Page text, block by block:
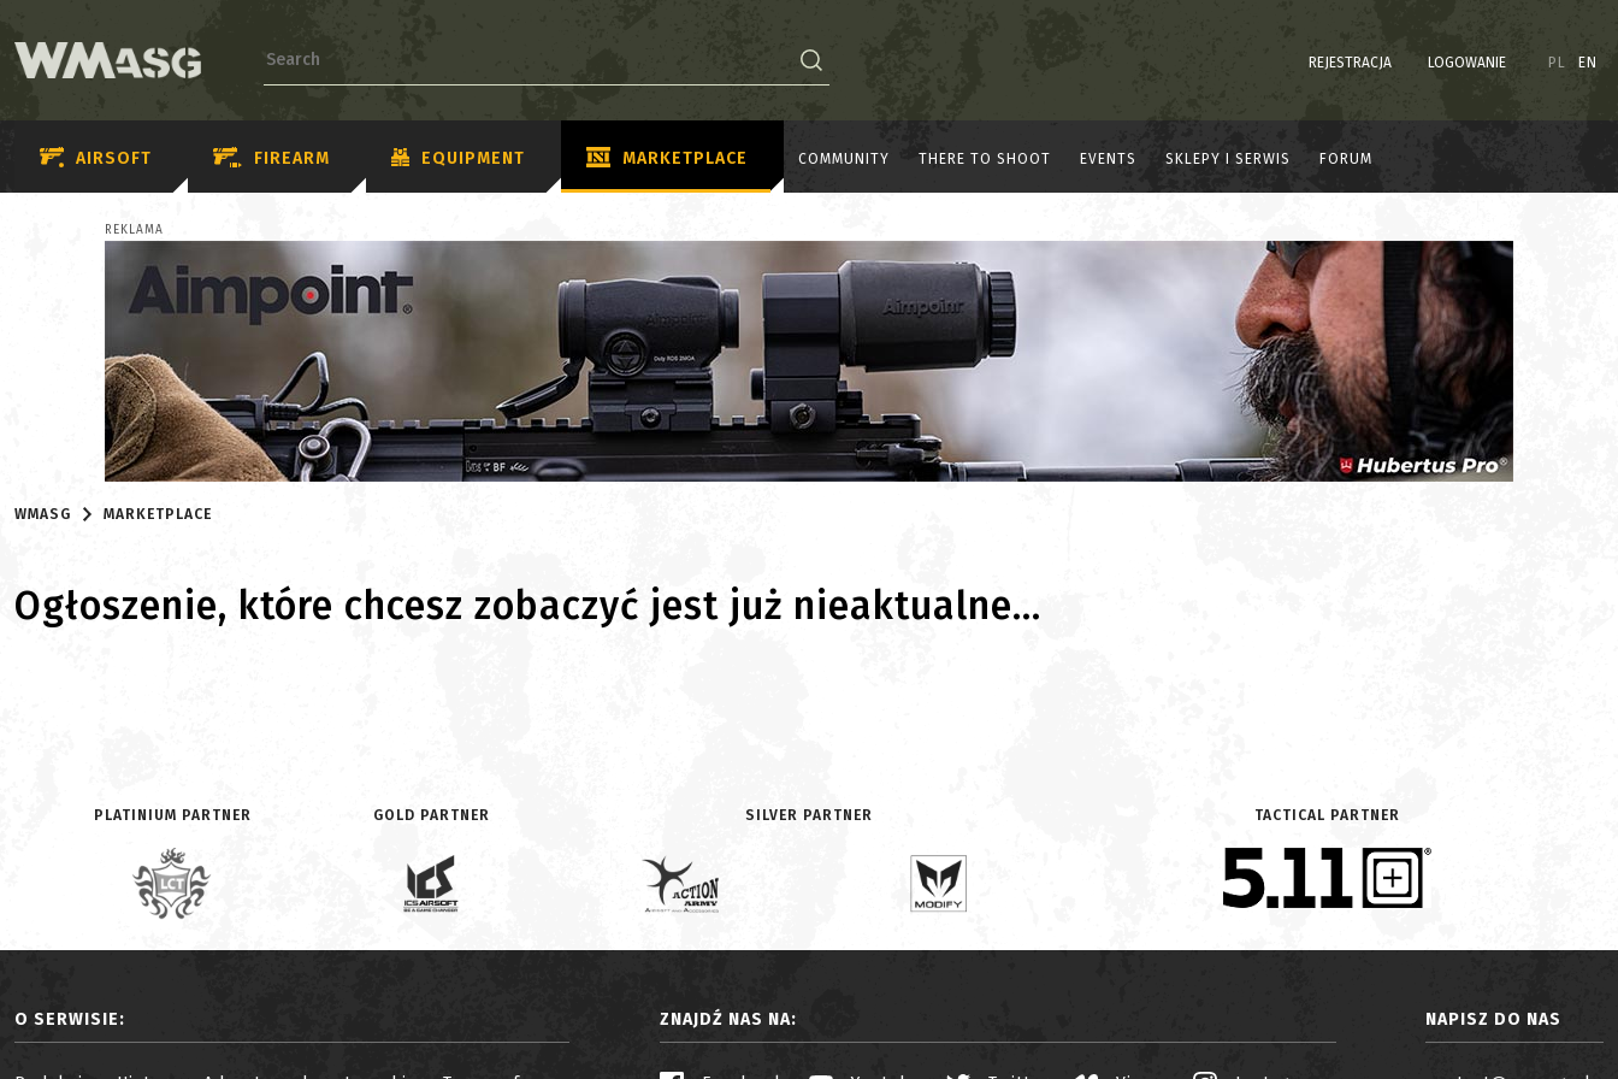
REJESTRACJA LOGOWANIE PL EN
AIRSOFT FIREARM EQUIPMENT MARKETPLACE COMMUNITY THERE TO SHOOT EVENTS SKLEPY I SERWIS FORUM
REKLAMA
WMASG MARKETPLACE
Ogłoszenie, które chcesz zobaczyć jest już nieaktualne...
PLATINIUM PARTNER GOLD PARTNER SILVER PARTNER TACTICAL PARTNER
O SERWISIE: ZNAJDŹ NAS NA: NAPISZ DO NAS